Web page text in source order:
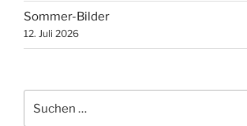
Sommer-Bilder
12. Juli 2026
nach: